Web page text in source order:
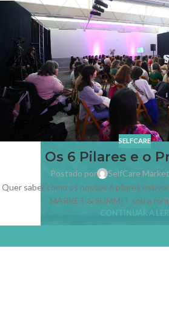
SELFCARE
Os 6 Pilares e o
Postado por
SelfCare
Quer saber como os nossos 6 pilares
MARKET & SUMMIT sob a
CONTINUAR A LER